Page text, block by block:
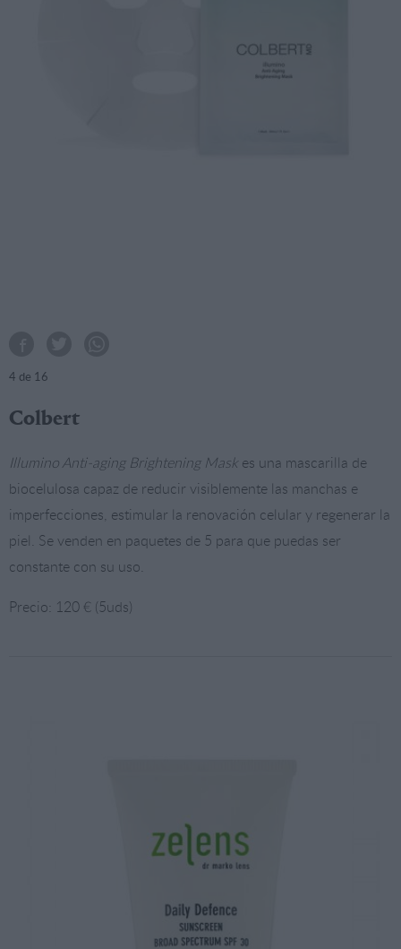
4 de 16
Colbert
Illumino Anti-aging Brightening Mask es una mascarilla de
biocelulosa capaz de reducir visiblemente las manchas e
imperfecciones, estimular la renovación celular y regenerar la
piel. Se venden en paquetes de 5 para que puedas ser
constante con su uso.
Precio: 120 € (5uds)